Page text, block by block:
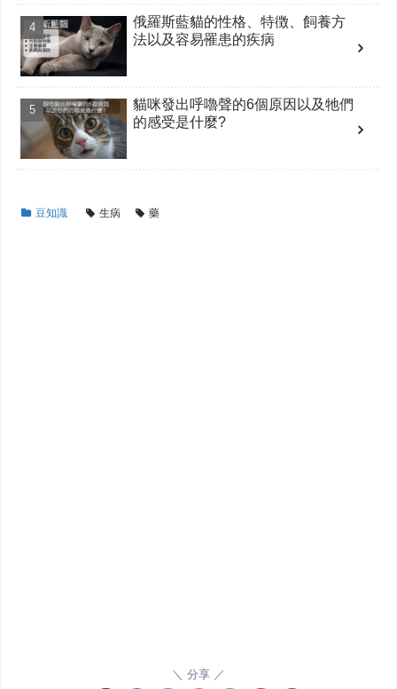
俄羅斯藍貓的性格、特徴、飼養方
法以及容易罹患的疾病
貓咪發出呼嚕聲的6個原因以及牠們
的感受是什麼?
豆知識 生病 藥
分享